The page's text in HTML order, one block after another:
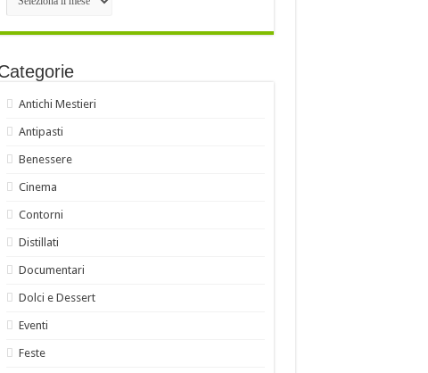
Antichi Mestieri
Antipasti
Benessere
Cinema
Contorni
Distillati
Documentari
Dolci e Dessert
Eventi
Feste